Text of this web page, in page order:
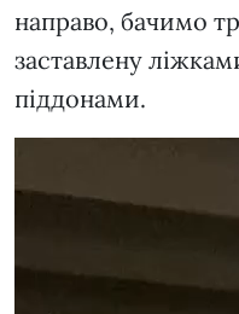
направо, бачимо
заставлену
піддонами.